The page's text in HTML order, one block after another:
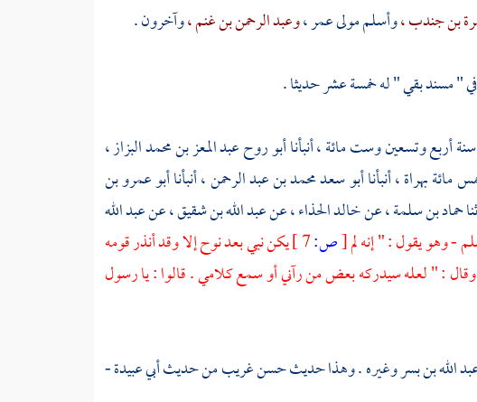
بن جندب ،وأسلم مولى عمر ،وعبد الرحمن بن غنم ،وآخرون .
" مسندبقي" له خمسة عشر حديثا .
أربع وتسعين وست مائة ، أنبأناأبو روح عبد المعز بن محمد البزاز ،
بهراة ، أنبأناأبو سعد محمد بن عبد الرحمن ،أنبأناأبو عمرو بن
حماد بن سلمة ،عنخالد الحذاء ،عنعبد الله بن شقيق ،عنعبد الله
- وهو يقول : " إنه لم[ص:
يكن نبي بعد نوح إلا وقد أنذر قومه
: " لعله سيدركه بعض من رآني أو سمع كلامي . قالوا : يا رسول
الله بن بسروغيره . وهذا حديث حسن غريب من حديثأبي عبيدة-